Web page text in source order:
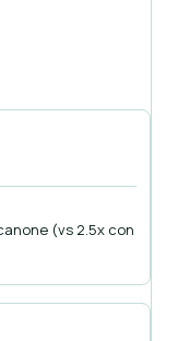
(vs 2.5x con